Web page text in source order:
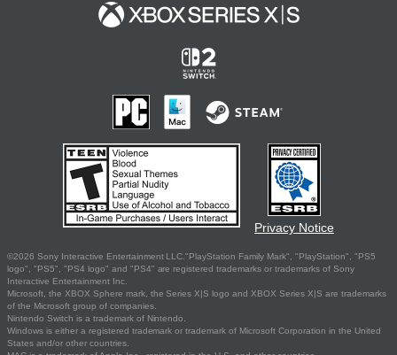
Privacy Notice
©2026 Sony Interactive Entertainment LLC."PlayStation Family Mark", "PlayStation", "PS5
logo", "PS5", "PS4 logo" and "PS4" are registered trademarks or trademarks of Sony
Interactive Entertainment Inc.
Microsoft, the XBOX Sphere mark, the Series X|S logo and XBOX Series X|S are trademarks
of the Microsoft group of companies.
Nintendo Switch is a trademark of Nintendo.
Windows is either a registered trademark or trademark of Microsoft Corporation in the United
States and/or other countries.